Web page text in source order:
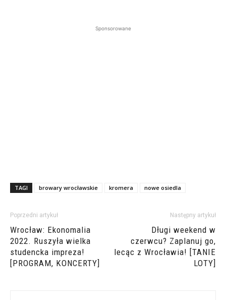
Sponsorowane
TAGI browary wrocławskie kromera nowe osiedla
Poprzedni artykuł
Wrocław: Ekonomalia
2022. Ruszyła wielka
studencka impreza!
[PROGRAM, KONCERTY]
Następny artykuł
Długi weekend w
czerwcu? Zaplanuj go,
lecąc z Wrocławia! [TANIE
LOTY]